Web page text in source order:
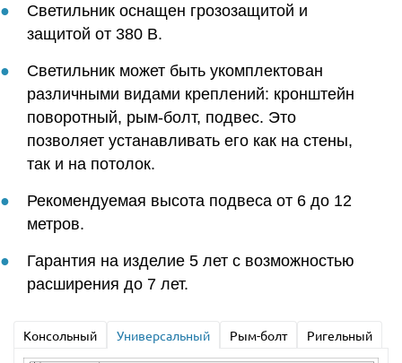
Светильник оснащен грозозащитой и
защитой от 380 В.
Светильник может быть укомплектован
различными видами креплений: кронштейн
поворотный, рым-болт, подвес. Это
позволяет устанавливать его как на стены,
так и на потолок.
Рекомендуемая высота подвеса от 6 до 12
метров.
Гарантия на изделие 5 лет с возможностью
расширения до 7 лет.
Консольный Универсальный Рым-болт Ригельный